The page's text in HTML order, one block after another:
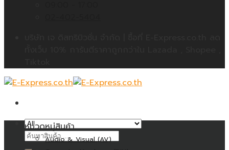
ค้นหา:
หมวดหมู่สินค้า
Audio & Visual (AV)